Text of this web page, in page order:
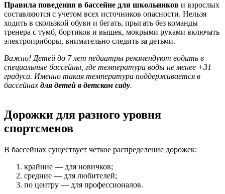
Правила поведения в бассейне для школьников и взрослых
составляются с учетом всех источников опасности. Нельзя
ходить в скользкой обуви и бегать, прыгать без команды
тренера с тумб, бортиков и вышек, мокрыми руками включать
электроприборы, внимательно следить за детьми.
Важно! Детей до 7 лет педиатры рекомендуют водить в
специальные бассейны, где температура воды не менее +31
градуса. Именно такая температура поддерживается в
бассейнах для детей в детском саду.
Дорожки для разного уровня
спортсменов
В бассейнах существует четкое распределение дорожек:
крайние — для новичков;
средние — для любителей;
по центру — для профессионалов.